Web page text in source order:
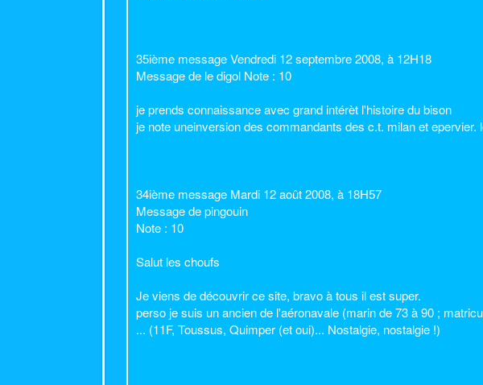
35ième message Vendredi 12 septembre 2008, à 12H18
Message de le digol Note : 10
je prends connaissance avec grand intérèt l'histoire du bison
je note uneinversion des commandants des c.t. milan et
34ième message Mardi 12 août 2008, à 18H57
Message de pingouin
Note : 10
Salut les choufs
Je viens de découvrir ce site, bravo à tous il est super.
perso je suis un ancien de l'aéronavale (marin de 73 à 90 ;
... (11F, Toussus, Quimper (et oui)... Nostalgie, nostalgie !)